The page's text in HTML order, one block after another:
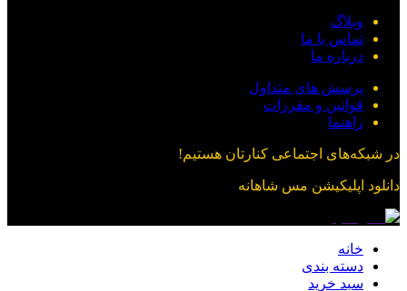
وبلاگ
تماس با ما
درباره ما
پرسش های متداول
قوانین و مقررات
راهنما
در شبکه‌های اجتماعی کنارتان هستیم!
دانلود اپلیکیشن مس شاهانه
خانه
دسته بندی
سبد خرید